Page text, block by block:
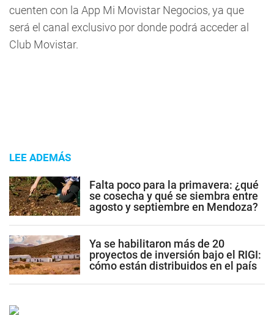
cuenten con la App Mi Movistar Negocios, ya que
será el canal exclusivo por donde podrá acceder al
Club Movistar.
LEE ADEMÁS
Falta poco para la primavera: ¿qué
se cosecha y qué se siembra entre
agosto y septiembre en Mendoza?
Ya se habilitaron más de 20
proyectos de inversión bajo el RIGI:
cómo están distribuidos en el país